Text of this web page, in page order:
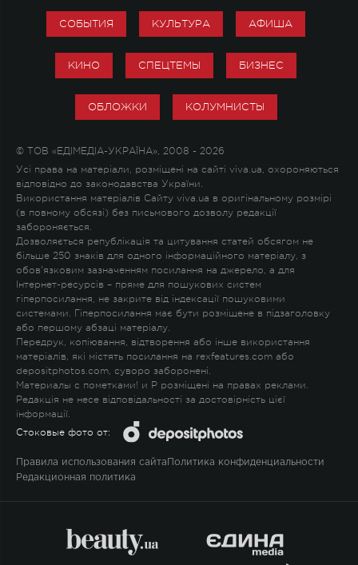
СОБЫТИЯ КУЛЬТУРА АФИША
КИНО СПЕЦТЕМЫ БИЗНЕС
ОБЛОЖКИ КОЛУМНИСТЫ
© ТОВ «ЕДІМЕДІА-УКРАЇНА», 2008 - 2026
Усі права на матеріали, розміщені на сайті viva.ua, охороняються
відповідно до законодавства України.
Використання матеріалів Сайту viva.ua в оригінальному розмірі
(в повному обсязі) без письмового дозволу редакції
забороняється.
Дозволяється републікація та цитування статей обсягом не
більше 250 знаків для одного інформаційного матеріалу, з
обов'язковим зазначенням посилання на джерело, а для
Інтернет-ресурсів – пряме для пошукових систем
гіперпосилання, не закрите від індексації пошуковими
системами. Гіперпосилання має бути розміщене в підзаголовку
або першому абзаці матеріалу.
Передрук, копіювання, відтворення або інше використання
матеріалів, які містять посилання на rexfeatures.com або
depositphotos.com, суворо заборонені.
Материалы с пометками! и P розміщені на правах реклами.
Редакція не несе відповідальності за достовірність цієї
інформації.
Стоковые фото от:
Правила использования сайта Политика конфиденциальности
Редакционная политика